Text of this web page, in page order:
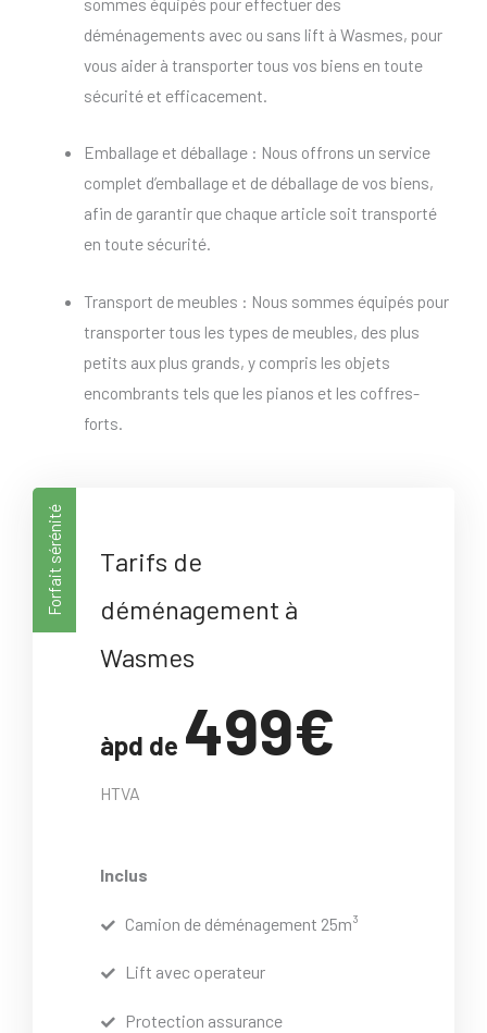
déménagements avec ou sans lift à Wasmes, pour
vous aider à transporter tous vos biens en toute
sécurité et efficacement.
Emballage et déballage : Nous offrons un service
complet d’emballage et de déballage de vos biens,
afin de garantir que chaque article soit transporté
en toute sécurité.
Transport de meubles : Nous sommes équipés pour
transporter tous les types de meubles, des plus
petits aux plus grands, y compris les objets
encombrants tels que les pianos et les coffres-
forts.
Forfait sérénité
Tarifs de
déménagement à
Wasmes
àpd de 499€
HTVA
Inclus
Camion de déménagement 25m³
Lift avec operateur
Protection assurance